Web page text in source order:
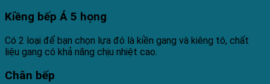
Kiềng bếp Á 5 họng
Có 2 loại để bạn chọn lựa đó là kiền gang và kiêng tô, chất
liệu gang có khả năng chịu nhiệt cao.
Chân bếp